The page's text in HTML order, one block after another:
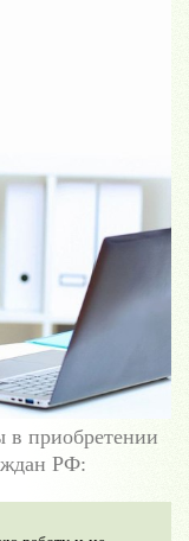
в приобретении
РФ: